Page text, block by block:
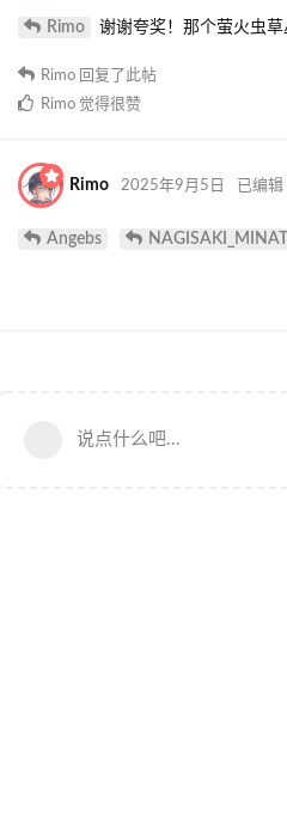
Rimo 谢谢夸奖！那个萤火虫
Rimo 回复了此帖
Rimo 觉得很赞
Rimo 2025年9月5日 已编辑
Angebs
说点什么吧...